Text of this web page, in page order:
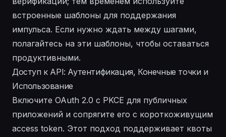
встроенные шаблоны для поддержания
импульса. Если нужно ждать между шагами,
полагайтесь на эти шаблоны, чтобы оставаться
продуктивными.
Доступ к API: Аутентификация, Конечные точки и
Использование
Включите OAuth 2.0 с PKCE для публичных
приложений и сопрягите его с короткоживущим
access token. Этот подход поддерживает квоты